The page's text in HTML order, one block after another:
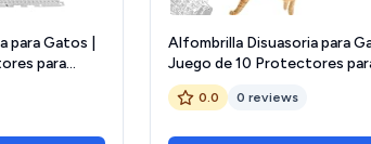
para Gatos |
para
Antigatos
Sofá
Alfombrilla Disuasoria para
Juego de 10 Protectores
Muebles | Protección
para Jardín Muebles Coche
0.0 0 reviews